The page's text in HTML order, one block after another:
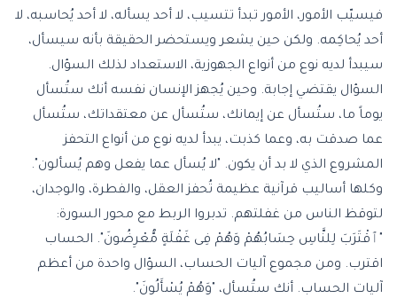
فيسيّب الأمور، الأمور تبدأ تتسيب، لا أحد يسأله، لا أحد يُحاسبه، لا
أحد يُحاكِمه. ولكن حين يشعر ويستحضر الحقيقة بأنه سيسأل،
سيبدأ لديه نوع من أنواع الجهوزية، الاستعداد لذلك السؤال.
السؤال يقتضي إجابة. وحين يُجهز الإنسان نفسه أنك ستُسأل
يوماً ما، ستُسأل عن إيمانك، ستُسأل عن معتقداتك، ستُسأل
عما صدقت به، وعما كذبت، يبدأ لديه نوع من أنواع التحفز
المشروع الذي لا بد أن يكون. "لا يُسأل عما يفعل وهم يُسألون".
وكلها أساليب قرآنية عظيمة تُحفز العقل، والفطرة، والوجدان،
لتوقظ الناس من غفلتهم. تدبروا الربط مع محور السورة:
"ٱقْتَرَبَ لِلنَّاسِ حِسَابُهُمْ وَهُمْ فِى غَفْلَةٍ مُّعْرِضُونَ". الحساب
اقترب. ومن مجموع آليات الحساب، السؤال واحدة من أعظم
آليات الحساب. أنك ستُسأل، "وَهُمْ يُسْأَلُونَ".